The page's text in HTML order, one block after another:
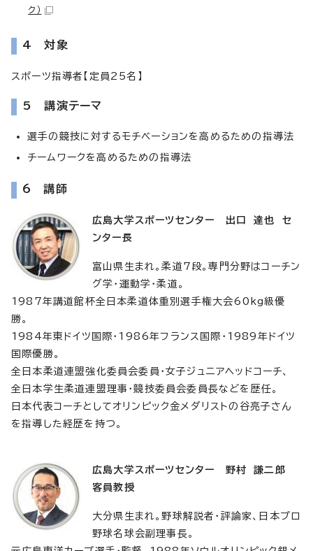
ク）
4 対象
スポーツ指導者【定員25名】
5 講演テーマ
選手の競技に対するモチベーションを高めるための指導法
チームワークを高めるための指導法
6 講師
広島大学スポーツセンター 出口 達也 セ
ンター長
富山県生まれ。柔道7段。専門分野はコーチン
グ学・運動学・柔道。
1987年講道館杯全日本柔道体重別選手権大会60kg級優
勝。
1984年東ドイツ国際・1986年フランス国際・1989年ドイツ
国際優勝。
全日本柔道連盟強化委員会委員・女子ジュニアヘッドコーチ、
全日本学生柔道連盟理事・競技委員会委員長などを歴任。
日本代表コーチとしてオリンピック金メダリストの谷亮子さん
を指導した経歴を持つ。
広島大学スポーツセンター 野村 謙二郎
客員教授
大分県生まれ。野球解説者・評論家、日本プロ
野球名球会副理事長。